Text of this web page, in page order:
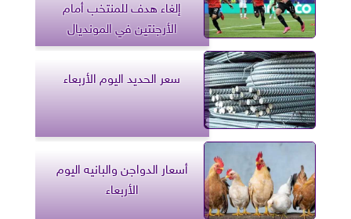
إلغاء هدف للمنتخب أمام
الأرجنتين في المونديال
سعر الحديد اليوم الأربعاء
أسعار الدواجن والبانيه اليوم
الأربعاء